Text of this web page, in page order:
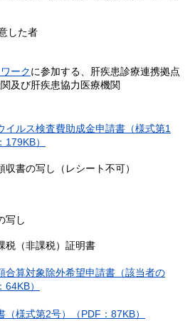
した者
ークに参加する、肝疾患診療連携拠点
及び肝疾患協力医療機関
イルス検査費助成金申請書（様式第1
）
収書の写し（レシート不可）
写し
税（非課税）証明書
合算対象除外希望申請書（該当者の
）
（様式第2号）（PDF：87KB）